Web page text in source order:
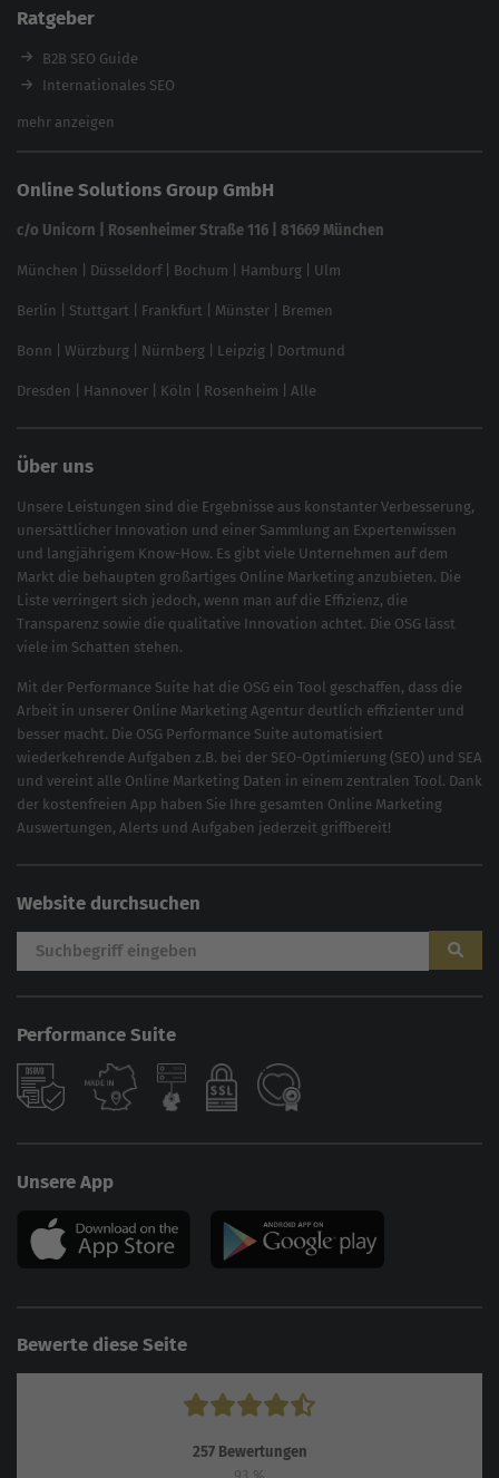
Backlink-Check
Ladezeiten-Check
Brand Protection Tool
Website SEO Check
feed2content.ai
Ratgeber
B2B SEO Guide
Internationales SEO
eCommerce SEO
In ChatGPT gefunden werden
Linkbuilding 2025
Local SEO
SEO für Online Shops
Brand Monitoring 2025
mehr anzeigen
Online Solutions Group GmbH
c/o Unicorn | Rosenheimer Straße 116 | 81669 München
München Düsseldorf| Bochum Hamburg Ulm
Berlin Stuttgart Frankfurt Münster Bremen
Bonn Würzburg Nürnberg Leipzig Dortmund
Dresden Hannover Köln Rosenheim Alle
Über uns
Unsere Leistungen sind die Ergebnisse aus konstanter Verbesserung,
unersättlicher Innovation und einer Sammlung an Expertenwissen
und langjährigem Know-How. Es gibt viele Unternehmen auf dem
Markt die behaupten großartiges Online Marketing anzubieten. Die
Liste verringert sich jedoch, wenn man auf die Effizienz, die
Transparenz sowie die qualitative Innovation achtet. Die OSG lässt
viele im Schatten stehen.
Mit der Performance Suite hat die OSG ein Tool geschaffen, dass die
Arbeit in unserer Online Marketing Agentur deutlich effizienter und
besser macht. Die OSG Performance Suite automatisiert
wiederkehrende Aufgaben z.B. bei der SEO-Optimierung (SEO) und SEA
und vereint alle Online Marketing Daten in einem zentralen Tool. Dank
der kostenfreien App haben Sie Ihre gesamten Online Marketing
Auswertungen, Alerts und Aufgaben jederzeit griffbereit!
Website durchsuchen
Performance Suite
Unsere App
Bewerte diese Seite
257Bewertungen